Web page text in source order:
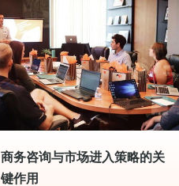
商务咨询与市场进入策略的关
键作用